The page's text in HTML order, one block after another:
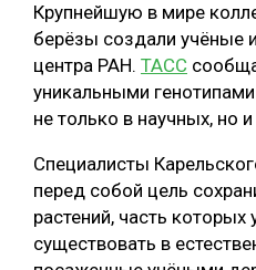
ПРОИЗВОДСТВО ДРЕВЕСНЫХ
ЦБП
ЛЕСОПИЛЕНИЕ
ДЕРЕВЯННОЕ
БЕЗОПАСНОЕ ПРОИЗВОДСТВО
ПОДБОРКИ СТАТЕЙ
Крупнейшую в мире
берёзы создали учёные
центра РАН. ТАСС
уникальными
не только в научных, но
Специалисты
перед собой цель
растений, часть которых
существовать в